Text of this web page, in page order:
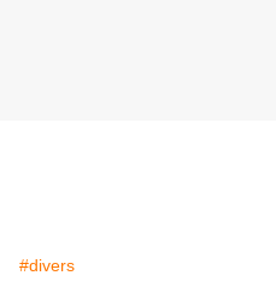
#divers